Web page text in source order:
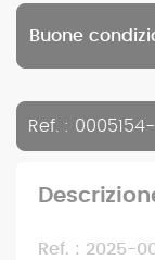
Buone
Ref. :
Ref. : 2025-